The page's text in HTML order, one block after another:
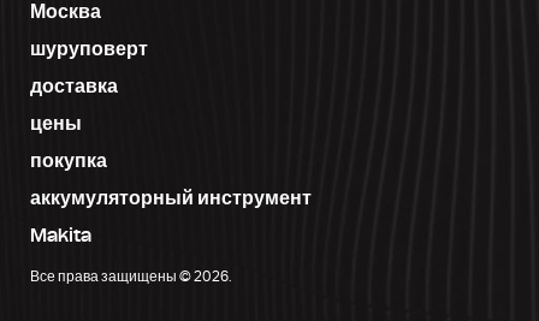
Москва
шуруповерт
доставка
цены
покупка
аккумуляторный инструмент
Makita
Все права защищены © 2026.